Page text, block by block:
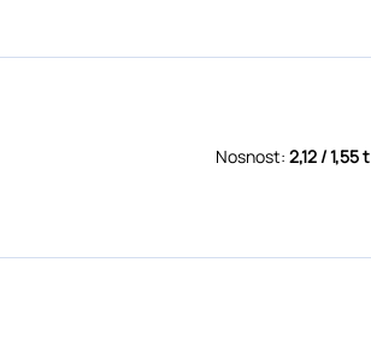
Nosnost: 2,12 / 1,55 t